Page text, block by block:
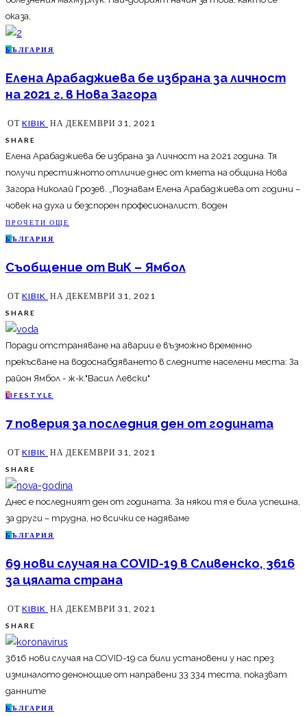
оказа,
Б ЪЛГАРИЯ
Елена Арабаджиева бе избрана за личност
на 2021 г. в Нова Загора
ОТ KIBIK НА ДЕКЕМВРИ 31, 2021
SHARE
Елена Арабаджиева бе избрана за Личност на 2021 година. Тя
получи престижното отличие днес от кмета на община Нова
Загора Николай Грозев. „Познавам Елена Арабаджиева от години –
човек на духа и безспорен професионалист, воден
ПРОЧЕТИ ОЩЕ
Б ЪЛГАРИЯ
Съобщение от ВиК – Ямбол
ОТ KIBIK НА ДЕКЕМВРИ 31, 2021
SHARE
Поради отстраняване на аварии е възможно временно
прекъсване на водоснабдяването в следните населени места: За
район Ямбол - ж-к."Васил Левски"
L IFESTYLE
7 поверия за последния ден от годината
ОТ KIBIK НА ДЕКЕМВРИ 31, 2021
SHARE
Днес е последният ден от годината. За някои тя е била успешна,
за други – трудна, но всички се надяваме
Б ЪЛГАРИЯ
69 нови случая на COVID-19 в Сливенско, 3616
за цялата страна
ОТ KIBIK НА ДЕКЕМВРИ 31, 2021
SHARE
3616 нови случая на COVID-19 са били установени у нас през
изминалото денонощие от направени 33 334 теста, показват
данните
Б ЪЛГАРИЯ